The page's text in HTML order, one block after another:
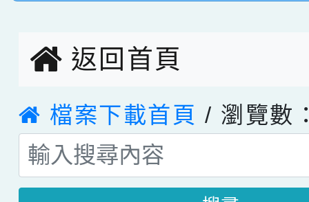
創客第三名。
返回首頁
檔案下載首頁 / 瀏覽數